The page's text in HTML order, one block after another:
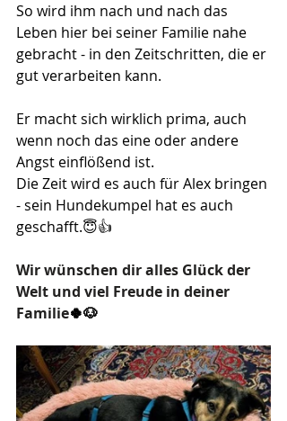
So wird ihm nach und nach das
Leben hier bei seiner Familie nahe
gebracht - in den Zeitschritten, die er
gut verarbeiten kann.
Er macht sich wirklich prima, auch
wenn noch das eine oder andere
Angst einflößend ist.
Die Zeit wird es auch für Alex bringen
- sein Hundekumpel hat es auch
geschafft.😇👍
Wir wünschen dir alles Glück der
Welt und viel Freude in deiner
Familie🍀🐶